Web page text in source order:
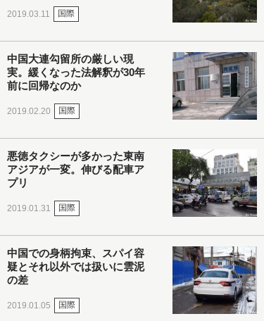
2019.03.11 国際
中国大連勾留所の厳しい現
実。緩くなった法解釈が30年
前に回帰なのか
2019.02.20 国際
悪徳タクシーが多かった東南
アジアが一変。伸びる配車ア
プリ
2019.01.31 国際
中国での身柄拘束、スパイ容
疑とそれ以外では扱いに雲泥
の差
2019.01.05 国際